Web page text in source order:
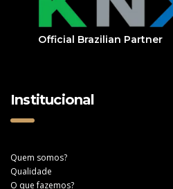
Official Brazilian Partner
Institucional
Quem somos?
Qualidade
O que fazemos?